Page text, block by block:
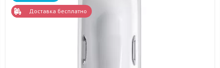
Доставка бесплатно